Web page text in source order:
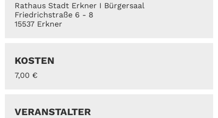
Rathaus Stadt Erkner I Bürgersaal
Friedrichstraße 6 - 8
15537 Erkner
KOSTEN
7,00 €
VERANSTALTER